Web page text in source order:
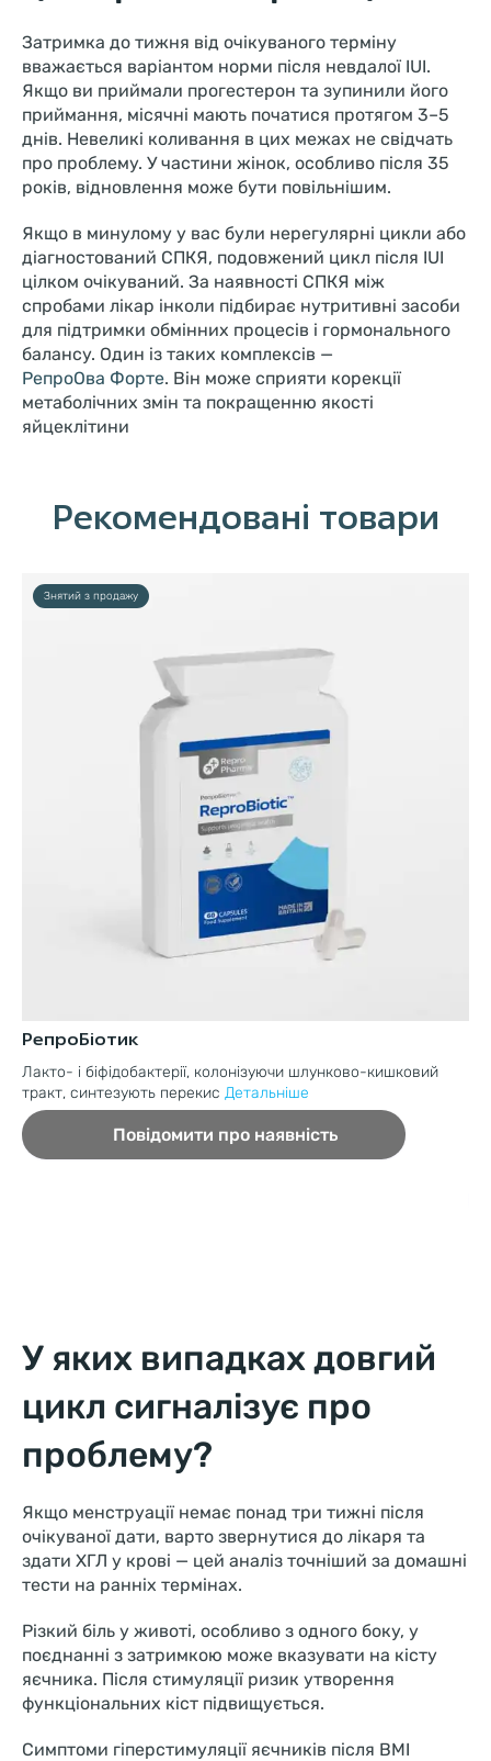
Затримка до тижня від очікуваного терміну
вважається варіантом норми після невдалої IUI.
Якщо ви приймали прогестерон та зупинили його
приймання, місячні мають початися протягом 3–5
днів. Невеликі коливання в цих межах не свідчать
про проблему. У частини жінок, особливо після 35
років, відновлення може бути повільнішим.
Якщо в минулому у вас були нерегулярні цикли або
діагностований СПКЯ, подовжений цикл після IUI
цілком очікуваний. За наявності СПКЯ між
спробами лікар інколи підбирає нутритивні засоби
для підтримки обмінних процесів і гормонального
балансу. Один із таких комплексів —
РепроОва Форте. Він може сприяти корекції
метаболічних змін та покращенню якості
яйцеклітини
Рекомендовані товари
Знятий з продажу
РепроБіотик
Лакто- і біфідобактерії, колонізуючи шлунково-кишковий
тракт, синтезують перекис Детальніше
Повідомити про наявність
У яких випадках довгий
цикл сигналізує про
проблему?
Якщо менструації немає понад три тижні після
очікуваної дати, варто звернутися до лікаря та
здати ХГЛ у крові — цей аналіз точніший за домашні
тести на ранніх термінах.
Різкий біль у животі, особливо з одного боку, у
поєднанні з затримкою може вказувати на кісту
яєчника. Після стимуляції ризик утворення
функціональних кіст підвищується.
Симптоми гіперстимуляції яєчників після ВМІ